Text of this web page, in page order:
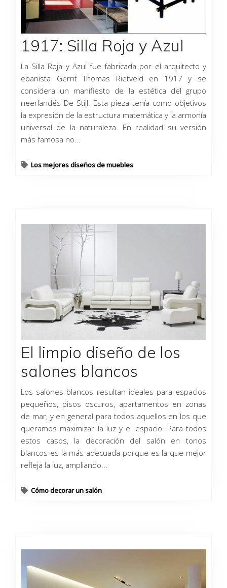
1917: Silla Roja y Azul
La Silla Roja y Azul fue fabricada por el arquitecto y
ebanista Gerrit Thomas Rietveld en 1917 y se
considera un manifiesto de la estética del grupo
neerlandés De Stijl. Esta pieza tenía como objetivos
la expresión de la estructura matemática y la armonía
universal de la naturaleza. En realidad su versión
más famosa no...
Los mejores diseños de muebles
El limpio diseño de los
salones blancos
Los salones blancos resultan ideales para espacios
pequeños, pisos oscuros, apartamentos en zonas
de mar, y en general para todos aquellos en los que
queramos maximizar la luz y el espacio. Para todos
estos casos, la decoración del salón en tonos
blancos es la más adecuada porque es la que mejor
refleja la luz, ampliando...
Cómo decorar un salón